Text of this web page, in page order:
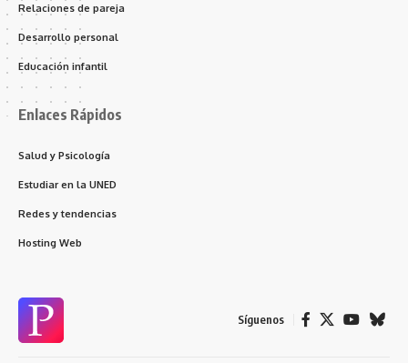
Relaciones de pareja
Desarrollo personal
Educación infantil
Enlaces Rápidos
Salud y Psicología
Estudiar en la UNED
Redes y tendencias
Hosting Web
Síguenos